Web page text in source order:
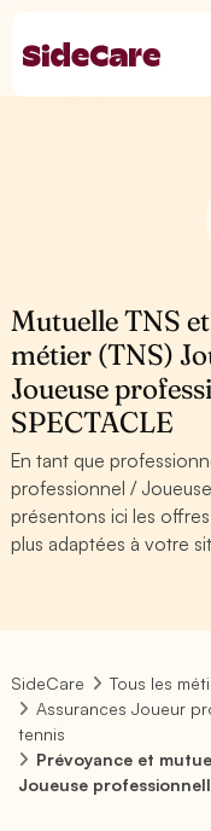
Mutuelle TNS
métier (TNS)
Joueuse
SPECTACLE
En tant que
professionnel /
présentons ici les
plus adaptées à votre
SideCare
Tous les
Assurances Joueur
tennis
Prévoyance et
Joueuse